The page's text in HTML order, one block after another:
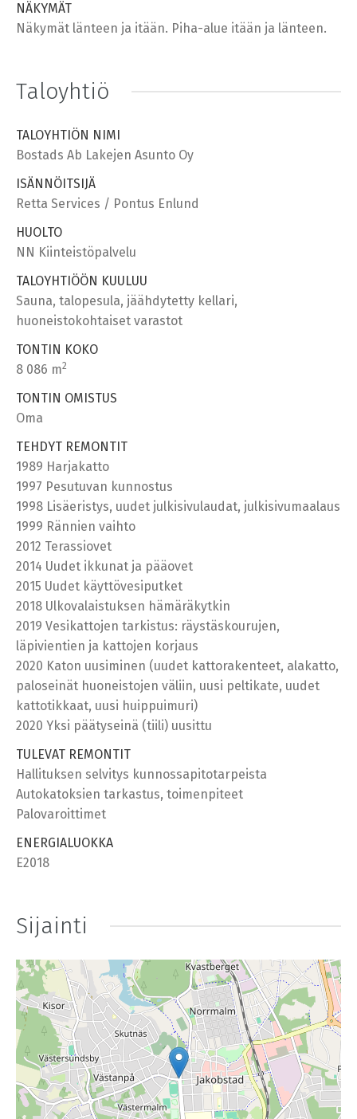
NÄKYMÄT
Näkymät länteen ja itään. Piha-alue itään ja länteen.
Taloyhtiö
TALOYHTIÖN NIMI
Bostads Ab Lakejen Asunto Oy
ISÄNNÖITSIJÄ
Retta Services / Pontus Enlund
HUOLTO
NN Kiinteistöpalvelu
TALOYHTIÖÖN KUULUU
Sauna, talopesula, jäähdytetty kellari,
huoneistokohtaiset varastot
TONTIN KOKO
8 086 m2
TONTIN OMISTUS
Oma
TEHDYT REMONTIT
1989 Harjakatto
1997 Pesutuvan kunnostus
1998 Lisäeristys, uudet julkisivulaudat, julkisivumaalaus
1999 Rännien vaihto
2012 Terassiovet
2014 Uudet ikkunat ja pääovet
2015 Uudet käyttövesiputket
2018 Ulkovalaistuksen hämäräkytkin
2019 Vesikattojen tarkistus: räystäskourujen,
läpivientien ja kattojen korjaus
2020 Katon uusiminen (uudet kattorakenteet, alakatto,
paloseinät huoneistojen väliin, uusi peltikate, uudet
kattotikkaat, uusi huippuimuri)
2020 Yksi päätyseinä (tiili) uusittu
TULEVAT REMONTIT
Hallituksen selvitys kunnossapitotarpeista
Autokatoksien tarkastus, toimenpiteet
Palovaroittimet
ENERGIALUOKKA
E2018
Sijainti